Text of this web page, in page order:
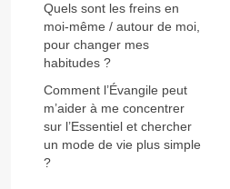
Quels sont les freins en
moi-même / autour de moi,
pour changer mes
habitudes ?
Comment l’Évangile peut
m’aider à me concentrer
sur l’Essentiel et chercher
un mode de vie plus simple
?